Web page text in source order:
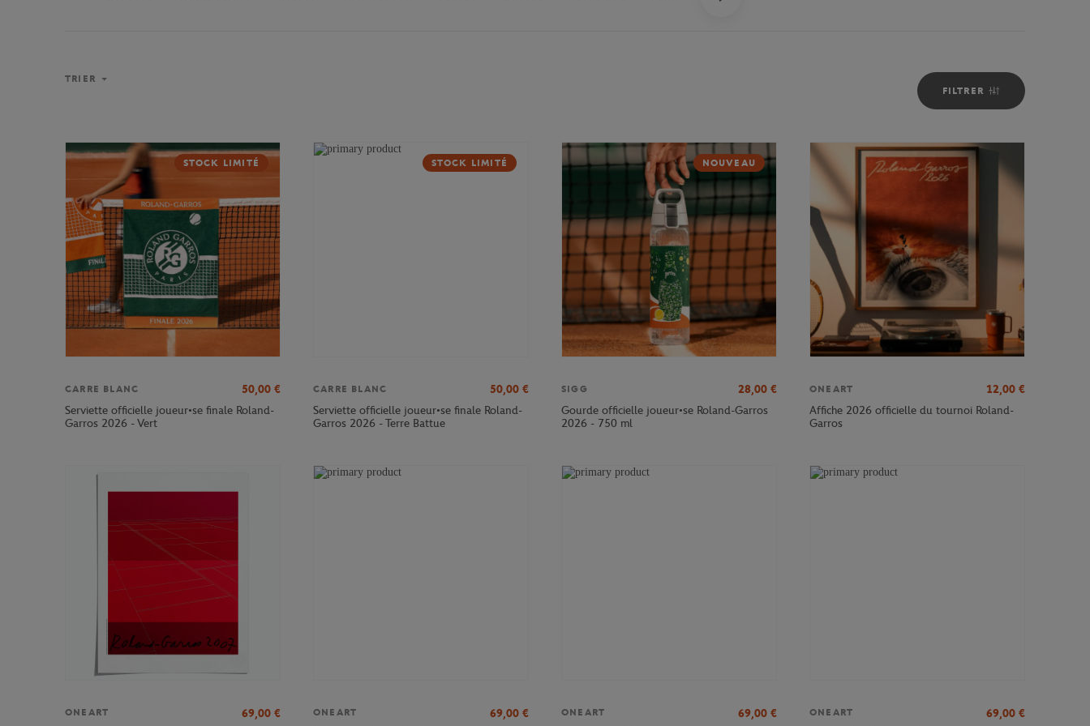
FILTRER
TRIER
STOCK LIMITÉ
CARRE BLANC 50,00 €
Serviette officielle joueur•se finale Roland-
Garros 2026 - Vert
STOCK LIMITÉ
CARRE BLANC 50,00 €
Serviette officielle joueur•se finale Roland-
Garros 2026 - Terre Battue
NOUVEAU
SIGG 28,00 €
Gourde officielle joueur•se Roland-Garros
2026 - 750 ml
ONEART 12,00 €
Affiche 2026 officielle du tournoi Roland-
Garros
ONEART 69,00 €
ONEART 69,00 €
ONEART 69,00 €
ONEART 69,00 €